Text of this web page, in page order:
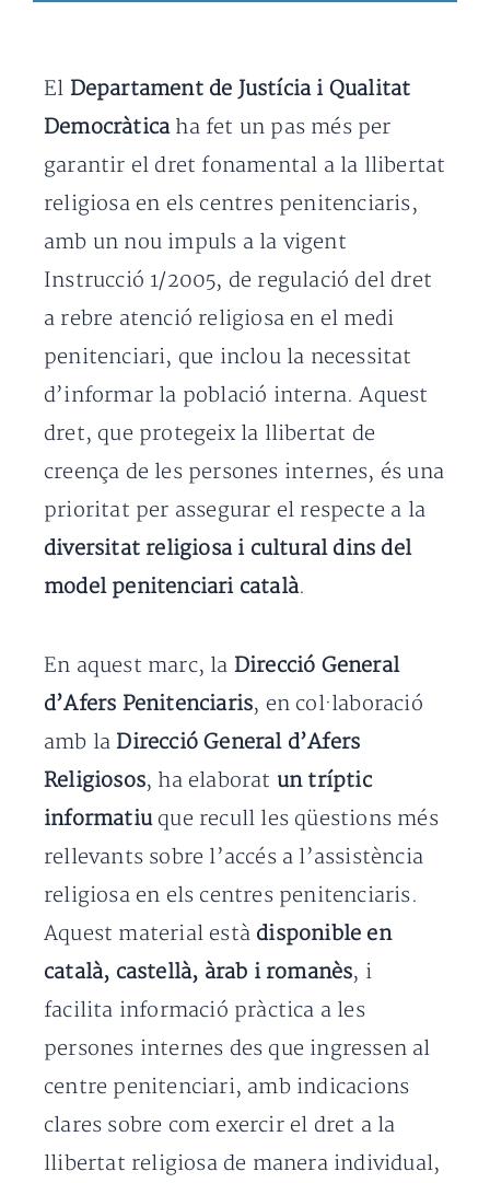
El Departament de Justícia i Qualitat
Democràticaha fet un pas més per
garantir el dret fonamental a la llibertat
religiosa en els centres penitenciaris,
amb un nou impuls a la vigent
Instrucció 1/2005, de regulació del dret
a rebre atenció religiosa en el medi
penitenciari, que inclou la necessitat
d’informar la població interna. Aquest
dret, que protegeix la llibertat de
creença de les persones internes, és una
prioritat per assegurar el respecte a la
diversitat religiosa i cultural dins del
model penitenciari català.
En aquest marc, la Direcció General
d’Afers Penitenciaris, en col·laboració
amb la Direcció General d’Afers
Religiosos, ha elaborat un tríptic
informatiuque recull les qüestions més
rellevants sobre l’accés a l’assistència
religiosa en els centres penitenciaris.
Aquest material està disponible en
català, castellà, àrab i romanès, i
facilita informació pràctica a les
persones internes des que ingressen al
centre penitenciari, amb indicacions
clares sobre com exercir el dret a la
llibertat religiosa de manera individual,